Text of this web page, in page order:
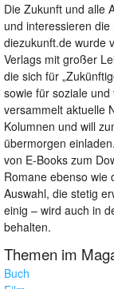
Die Zukunft und alle
und interessieren
diezukunft.de wurde
Verlags mit großer
die sich für
sowie für soziale
versammelt aktuelle
Kolumnen und will
übermorgen
von E-Books zum
Romane ebenso wie
Auswahl, die stetig
einig – wird auch in
behalten.
Themen im
Buch